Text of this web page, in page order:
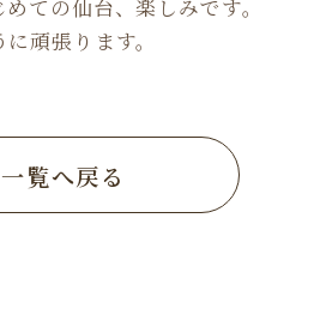
ての仙台、楽しみです。
頑張ります。
一覧へ戻る